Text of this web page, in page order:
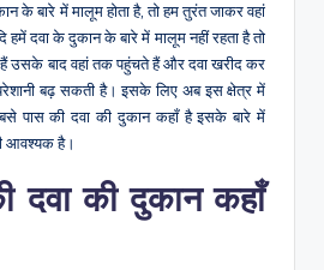
के बारे में मालूम होता है, तो हम तुरंत जाकर वहां
हमें दवा के दुकान के बारे में मालूम नहीं रहता है तो
उसके बाद वहां तक पहुंचते हैं और दवा खरीद कर
बढ़ सकती है। इसके लिए अब इस क्षेत्र में
पास की दवा की दुकान कहाँ है इसके बारे में
आवश्यक है।
दवा की दुकान कहाँ